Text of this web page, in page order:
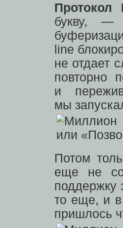
Протокол
букву, —
line
не отдает
повторно
и
мы
Потом
еще не
поддержку
то еще, и в
пришлось